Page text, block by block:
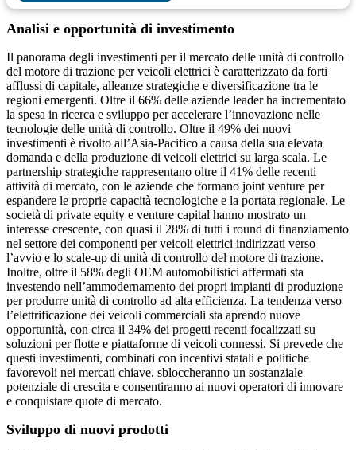
Analisi e opportunità di investimento
Il panorama degli investimenti per il mercato delle unità di controllo
del motore di trazione per veicoli elettrici è caratterizzato da forti
afflussi di capitale, alleanze strategiche e diversificazione tra le
regioni emergenti. Oltre il 66% delle aziende leader ha incrementato
la spesa in ricerca e sviluppo per accelerare l’innovazione nelle
tecnologie delle unità di controllo. Oltre il 49% dei nuovi
investimenti è rivolto all’Asia-Pacifico a causa della sua elevata
domanda e della produzione di veicoli elettrici su larga scala. Le
partnership strategiche rappresentano oltre il 41% delle recenti
attività di mercato, con le aziende che formano joint venture per
espandere le proprie capacità tecnologiche e la portata regionale. Le
società di private equity e venture capital hanno mostrato un
interesse crescente, con quasi il 28% di tutti i round di finanziamento
nel settore dei componenti per veicoli elettrici indirizzati verso
l’avvio e lo scale-up di unità di controllo del motore di trazione.
Inoltre, oltre il 58% degli OEM automobilistici affermati sta
investendo nell’ammodernamento dei propri impianti di produzione
per produrre unità di controllo ad alta efficienza. La tendenza verso
l’elettrificazione dei veicoli commerciali sta aprendo nuove
opportunità, con circa il 34% dei progetti recenti focalizzati su
soluzioni per flotte e piattaforme di veicoli connessi. Si prevede che
questi investimenti, combinati con incentivi statali e politiche
favorevoli nei mercati chiave, sbloccheranno un sostanziale
potenziale di crescita e consentiranno ai nuovi operatori di innovare
e conquistare quote di mercato.
Sviluppo di nuovi prodotti